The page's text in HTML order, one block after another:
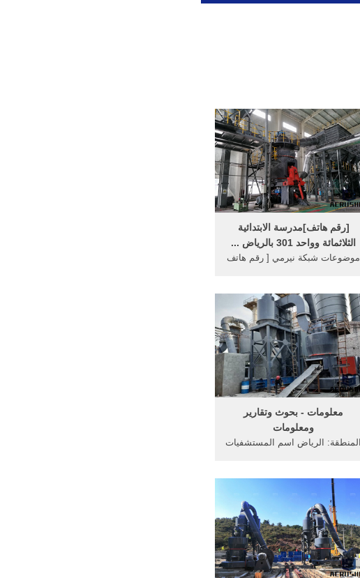
[رقم هاتف]مدرسة الابتدائية
الثلاثمائة وواحد 301 بالرياض ...
موضوعات شبكة نيرمي [ رقم هاتف
حساب ببج
معلومات - بحوث وتقارير
ومعلومات
المنطقة: الرياض اسم المستشفيات
مستشفى بقيق و معلومات عنها
بالمنطقة الشرقية بالسعودية